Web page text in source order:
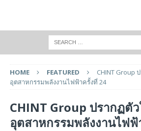
HOME FEATURED
CHINT Group
อุตสาหกรรมพลังงานไฟฟ้าครั้งที่ 24
CHINT Group ปรากฏตั
อุตสาหกรรมพลังงานไฟฟ้